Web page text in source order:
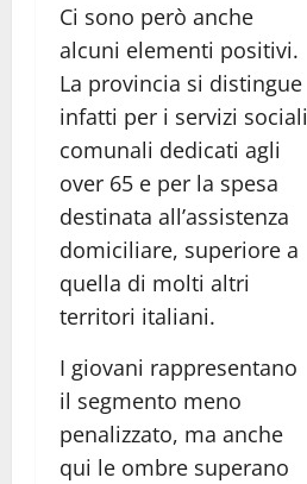
Ci sono però anche
alcuni elementi positivi.
La provincia si distingue
infatti per i servizi sociali
comunali dedicati agli
over 65 e per la spesa
destinata all’assistenza
domiciliare, superiore a
quella di molti altri
territori italiani.
I giovani rappresentano
il segmento meno
penalizzato, ma anche
qui le ombre superano